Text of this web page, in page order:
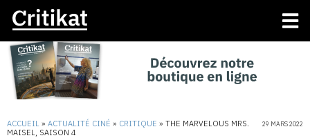
ACCUEIL » ACTUALITÉ CINÉ » CRITIQUE » THE MARVELOUS MRS.
MAISEL, SAISON 4
29 MARS 2022